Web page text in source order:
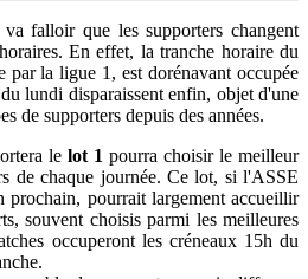
falloir que les supporters changent
En effet, la tranche horaire du
par la ligue 1, est dorénavant occupée
lundi disparaissent enfin, objet d'une
de supporters depuis des années.
le lot 1 pourra choisir le meilleur
de chaque journée. Ce lot, si l'ASSE
prochain, pourrait largement accueillir
souvent choisis parmi les meilleures
occuperont les créneaux 15h du